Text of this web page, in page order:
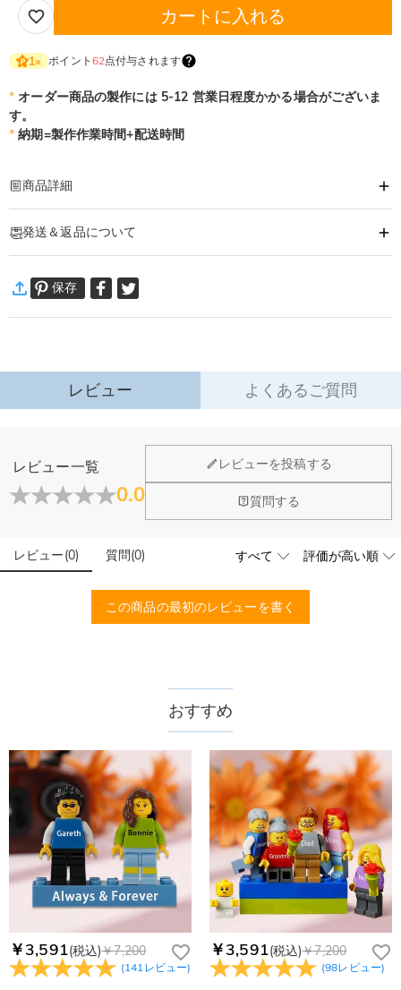
カートに入れる
1× ポイント 62点付与されます
* オーダー商品の製作には 5-12 営業日程度かかる場合がございま
す。
* 納期=製作作業時間+配送時間
商品詳細
お名前や好きな言葉で作る、世界でひとつだけのオーダーメイドミニフィギュ
ア。
ミニフィグ全身の各部位は自分好みで色々の種類から選べます。
オリジナルフィギュアは、組み立てるだけではありません。唯一無二のインテ
リアとしても大活躍です。
※注意事項：
普通の名入りミニフィグで、付属している土台にしか装着できないのです。
あらかじめ御了承下さい。
閉じる
発送＆返品について
万一、ご注文商品にご満足いただけない場合は、商品が到着後60日
保存
レビュー よくあるご質問
レビュー一覧
0.0
レビューを投稿する
質問する
レビュー(0) 質問(0)
この商品の最初のレビューを書く
ホーム＆雑貨
大量注文の制作は承っておりますか？
はい、対応可能です。ご希望の数量、デザイン、文字内容、ご
いたします。お気軽にお問い合わせください。
ードする画像に要求や制限等はありますか？
商品のベスト効果のために、お写真を選ぶ際に可能な限り最高
配送＆返品について
無料となります。（一部離島や遠方へご発送の場合、中継料が
納期=製作作業時間+配送時間 受注製作品のため、ご入金を確
認してから制作となります。大量生産品ではなく、一つ一つ手
でお作りしており、予定作業時間は商品ページに記載しており
ます。そしてご購入の際にお選び頂いた「配送方法」の選択に
よって、お届け日数が異なります。詳細は配送についてまでご
確認ください。.
商品に納品書などの明細書は同梱されますか？
ません。領収書発行をご希望の場合は、ご注文明細をメールに
てご確認ください。
商品を海外へ直接発送することは可能でしょうか。
はい、対応可能です。海外配送をご希望の場合は、カスタマー
サポートまで詳しい海外配送先情報をお送りください。配送先
の国・地域によって送料が異なります。また、海外配送の際は
受取人様に関税が発生する場合がございます。
返品・交換はできますか？
お客様が商品受け取り後、60日以内の未使用品の返品は可能で
す。受注生産品のため、返品は50%の返品手数料(材料費)が発
生致します。詳細はキャンセル/返品についてまでご確認くだ
さい。.
注文＆支払いについて
注文後に注文の内容を変更できますか？
もし注文確認メールをご確認後、注文内容に間違いでもありま
したら、至急カスタマーサポート【Eメール：
service@drawelry.jp】までご連絡ください。ご連絡頂く時に注
文番号もお送りください。
Drawelryからのメールが届きません。
Drawelryからのメールが届いていない場合、次の可能性が考え
られます。原因①迷惑メールフォルダに移動されている。解決
策：迷惑メールフォルダに届いているDrawelryからのメールを
支払方法は何がありますか？
おすすめ
￥3,591(税込)￥7,200
(141レビュー)
￥3,591(税込)￥7,200
(98レビュー)